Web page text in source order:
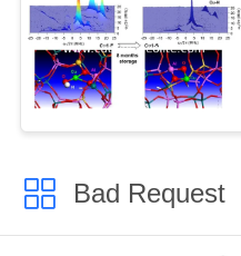
Bad Request